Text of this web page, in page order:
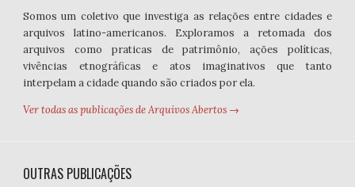
Somos um coletivo que investiga as relações entre cidades e
arquivos latino-americanos. Exploramos a retomada dos
arquivos como praticas de patrimônio, ações políticas,
vivências etnográficas e atos imaginativos que tanto
interpelam a cidade quando são criados por ela.
Ver todas as publicações de Arquivos Abertos →
OUTRAS PUBLICAÇÕES